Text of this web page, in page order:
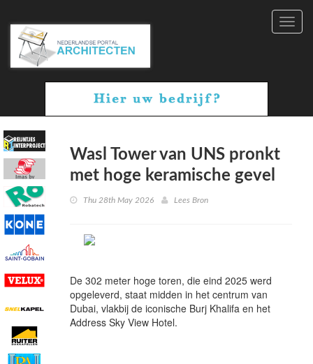
Wasl Tower van UNS pronkt
met hoge keramische gevel
Thu 28th May 2026 Lees Bron
De 302 meter hoge toren, die eind 2025 werd
opgeleverd, staat midden in het centrum van
Dubai, vlakbij de iconische Burj Khalifa en het
Address Sky View Hotel.